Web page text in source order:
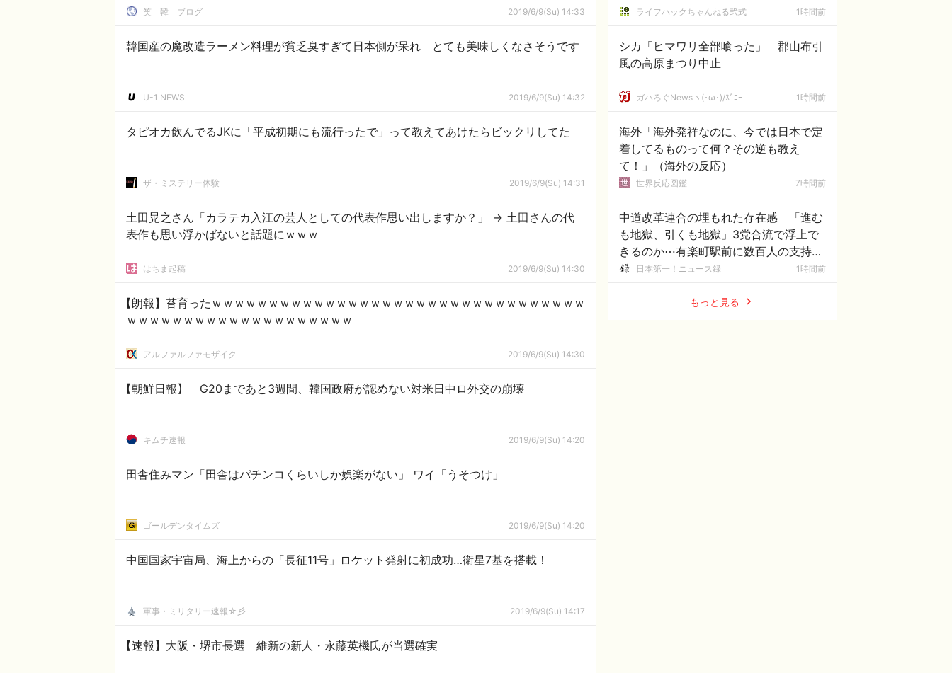
笑 韓 ブログ 2019/6/9(Su) 14:33
韓国産の魔改造ラーメン料理が貧乏臭すぎて日本側が呆れ とても美味しくなさそうです
U-1 NEWS 2019/6/9(Su) 14:32
タピオカ飲んでるJKに「平成初期にも流行ったで」って教えてあけたらビックリしてた
ザ・ミステリー体験 2019/6/9(Su) 14:31
土田晃之さん「カラテカ入江の芸人としての代表作思い出しますか？」 → 土田さんの代
表作も思い浮かばないと話題にｗｗｗ
はちま起稿 2019/6/9(Su) 14:30
【朗報】苔育ったｗｗｗｗｗｗｗｗｗｗｗｗｗｗｗｗｗｗｗｗｗｗｗｗｗｗｗｗｗｗｗｗｗ
ｗｗｗｗｗｗｗｗｗｗｗｗｗｗｗｗｗｗｗｗ
アルファルファモザイク 2019/6/9(Su) 14:30
【朝鮮日報】 G20まであと3週間、韓国政府が認めない対米日中ロ外交の崩壊
キムチ速報 2019/6/9(Su) 14:20
田舎住みマン「田舎はパチンコくらいしか娯楽がない」 ワイ「うそつけ」
ゴールデンタイムズ 2019/6/9(Su) 14:20
中国国家宇宙局、海上からの「長征11号」ロケット発射に初成功…衛星7基を搭載！
軍事・ミリタリー速報☆彡 2019/6/9(Su) 14:17
【速報】大阪・堺市長選 維新の新人・永藤英機氏が当選確実
ライフハックちゃんねる弐式 1時間前
シカ「ヒマワリ全部喰った」 郡山布引
風の高原まつり中止
ガハろぐNewsヽ(･ω･)/ｽﾞｺｰ 1時間前
海外「海外発祥なのに、今では日本で定
着してるものって何？その逆も教え
て！」（海外の反応）
世界反応図鑑 7時間前
中道改革連合の埋もれた存在感 「進む
も地獄、引くも地獄」3党合流で浮上で
きるのか⋯有楽町駅前に数百人の支持者
ら
日本第一！ニュース録 1時間前
もっと見る